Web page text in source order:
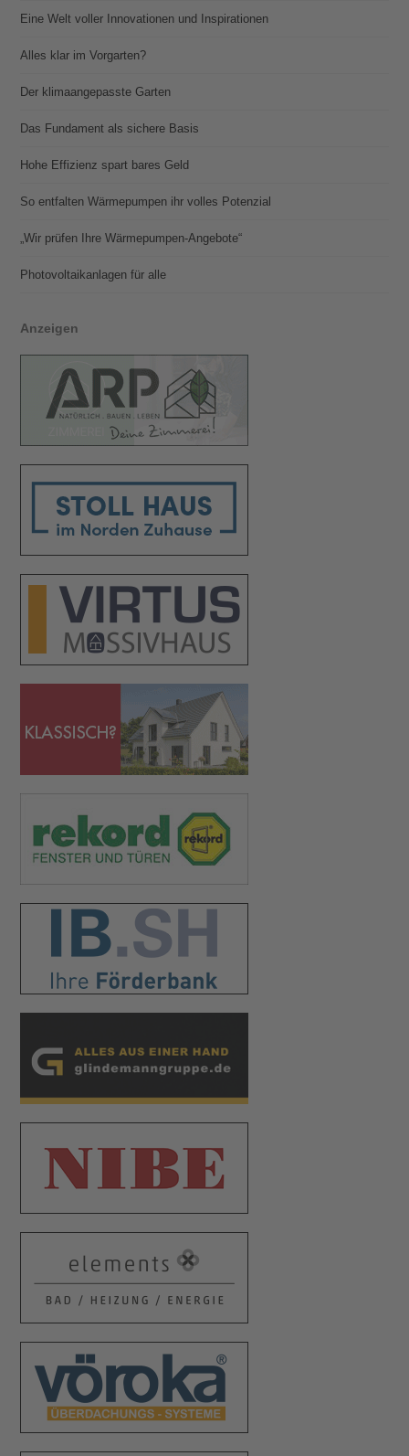
Eine Welt voller Innovationen und Inspirationen
Alles klar im Vorgarten?
Der klimaangepasste Garten
Das Fundament als sichere Basis
Hohe Effizienz spart bares Geld
So entfalten Wärmepumpen ihr volles Potenzial
„Wir prüfen Ihre Wärmepumpen-Angebote“
Photovoltaik­­anlagen für alle
Anzeigen